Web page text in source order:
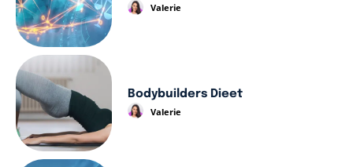
Valerie
Bodybuilders Dieet
Valerie